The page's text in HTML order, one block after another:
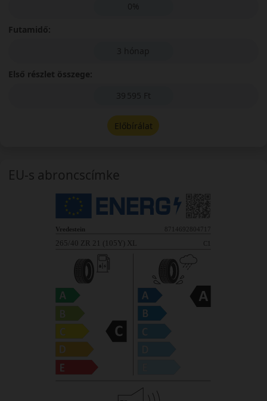
0%
Futamidő:
3 hónap
Első részlet összege:
39 595 Ft
Előbírálat
EU-s abroncscímke